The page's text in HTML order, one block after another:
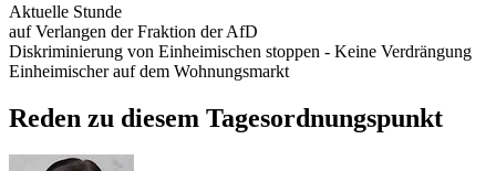
Aktuelle Stunde
auf Verlangen der Fraktion der AfD
Diskriminierung von Einheimischen stoppen - Keine Verdrängung
Einheimischer auf dem Wohnungsmarkt
Reden zu diesem Tagesordnungspunkt